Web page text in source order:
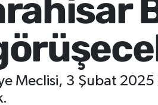
Meclisi, 3 Şubat 2025